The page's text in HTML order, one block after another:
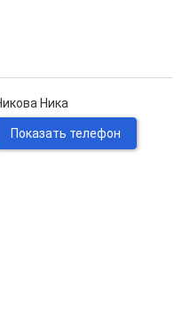
Ника
Показать телефон